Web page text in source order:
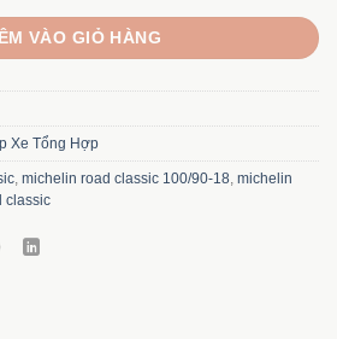
VÀO GIỎ HÀNG
Xe Tổng Hợp
michelin road classic 100/90-18 michelin
classic